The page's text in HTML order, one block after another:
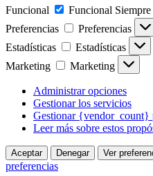
Funcional
Funcional
Preferencias
Preferencias
Estadísticas
Estadísticas
Marketing
Marketing
Administrar opciones
Gestionar los servicios
Gestionar {vendor_count}
Leer más sobre estos
Aceptar Denegar Ver
preferencias